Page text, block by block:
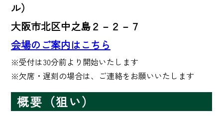
ル）
大阪市北区中之島２－２－７
会場のご案内はこちら
※受付は30分前より開始いたします
※欠席・遅刻の場合は、ご連絡をお願いいたします
概要（狙い）